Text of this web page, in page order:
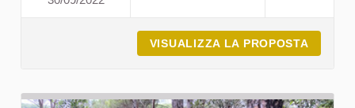
VISUALIZZA LA PROPOSTA